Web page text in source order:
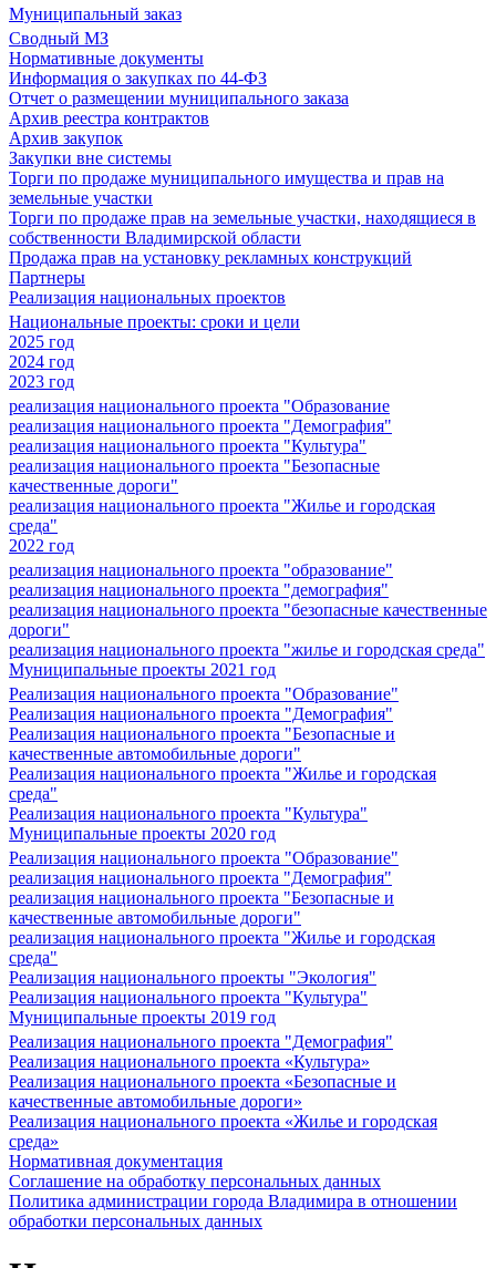
Муниципальный заказ
Сводный МЗ
Нормативные документы
Информация о закупках по 44-ФЗ
Отчет о размещении муниципального заказа
Архив реестра контрактов
Архив закупок
Закупки вне системы
Торги по продаже муниципального имущества и прав на
земельные участки
Торги по продаже прав на земельные участки, находящиеся в
собственности Владимирской области
Продажа прав на установку рекламных конструкций
Партнеры
Реализация национальных проектов
Национальные проекты: сроки и цели
2025 год
2024 год
2023 год
реализация национального проекта "Образование
реализация национального проекта "Демография"
реализация национального проекта "Культура"
реализация национального проекта "Безопасные
качественные дороги"
реализация национального проекта "Жилье и городская
среда"
2022 год
реализация национального проекта "образование"
реализация национального проекта "демография"
реализация национального проекта "безопасные качественные
дороги"
реализация национального проекта "жилье и городская среда"
Муниципальные проекты 2021 год
Реализация национального проекта "Образование"
Реализация национального проекта "Демография"
Реализация национального проекта "Безопасные и
качественные автомобильные дороги"
Реализация национального проекта "Жилье и городская
среда"
Реализация национального проекта "Культура"
Муниципальные проекты 2020 год
Реализация национального проекта "Образование"
реализация национального проекта "Демография"
реализация национального проекта "Безопасные и
качественные автомобильные дороги"
реализация национального проекта "Жилье и городская
среда"
Реализация национального проекты "Экология"
Реализация национального проекта "Культура"
Муниципальные проекты 2019 год
Реализация национального проекта "Демография"
Реализация национального проекта «Культура»
Реализация национального проекта «Безопасные и
качественные автомобильные дороги»
Реализация национального проекта «Жилье и городская
среда»
Нормативная документация
Соглашение на обработку персональных данных
Политика администрации города Владимира в отношении
обработки персональных данных